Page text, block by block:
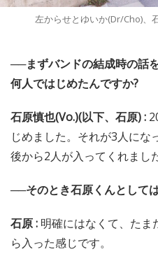
左からせとゆいか(Dr/Cho)、
──まずバンドの結成時の話
何人ではじめたんですか?
石原慎也(Vo.)(以下、石原) :
じめました。それが3人にな
後から2人が入ってくれました
──そのとき石原くんとして
石原 : 明確にはなくて、たま
ら入った感じです。